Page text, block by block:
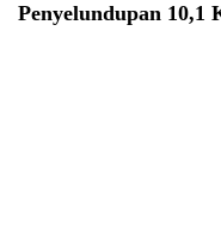
Penyelundupan 10,1